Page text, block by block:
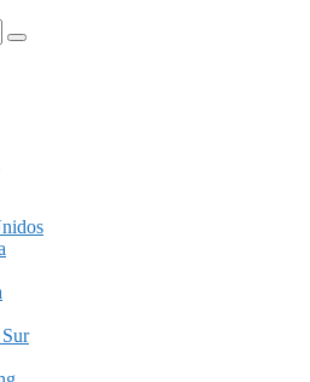
Buscar